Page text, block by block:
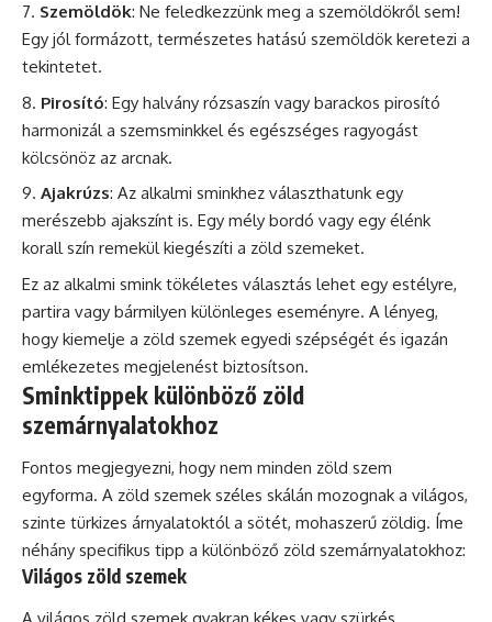
Szemöldök: Ne feledkezzünk meg a szemöldökről sem!
Egy jól formázott, természetes hatású szemöldök keretezi a
tekintetet.
Pirosító: Egy halvány rózsaszín vagy barackos pirosító
harmonizál a szemsminkkel és egészséges ragyogást
kölcsönöz az arcnak.
Ajakrúzs: Az alkalmi sminkhez választhatunk egy
merészebb ajakszínt is. Egy mély bordó vagy egy élénk
korall szín remekül kiegészíti a zöld szemeket.
Ez az alkalmi smink tökéletes választás lehet egy estélyre,
partira vagy bármilyen különleges eseményre. A lényeg,
hogy kiemelje a zöld szemek egyedi szépségét és igazán
emlékezetes megjelenést biztosítson.
Sminktippek különböző zöld
szemárnyalatokhoz
Fontos megjegyezni, hogy nem minden zöld szem
egyforma. A zöld szemek széles skálán mozognak a világos,
szinte türkizes árnyalatoktól a sötét, mohaszerű zöldig. Íme
néhány specifikus tipp a különböző zöld szemárnyalatokhoz:
Világos zöld szemek
A világos zöld szemek gyakran kékes vagy szürkés